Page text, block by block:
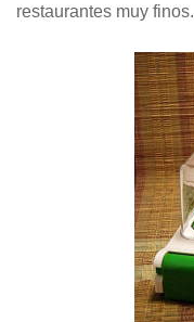
restaurantes muy finos.